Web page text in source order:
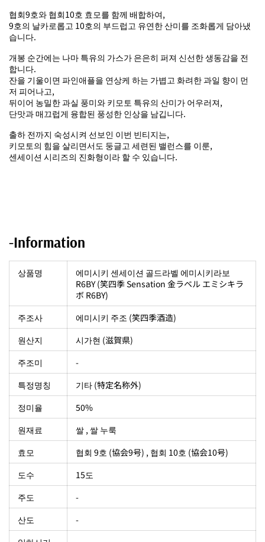
협회9호와 협회10호 효모를 함께 배합하여,
9호의 날카로롭고 10호의 부드럽고 유연한 산미를 조화롭게 담아냈
습니다.
개봉 순간에는 나마 특유의 가스가 은은히 퍼져 신선한 생동감을 전
합니다.
잔을 기울이면 파인애플을 연상케 하는 가볍고 화려한 과일 향이 먼
저 피어나고,
뒤이어 농밀한 과실 풍미와 키모토 특유의 산미가 어우러져,
단맛과 매끄럽게 융합된 풍성한 인상을 남깁니다.
출하 전까지 숙성시켜 선보인 이번 빈티지는,
키모토의 힘을 살리면서도 둥글고 세련된 밸런스를 이룬,
센세이션 시리즈의 진화형이라 할 수 있습니다.
-Information
상품명
에미시키 센세이션 골드라벨 에미시키라보
R6BY (笑四季 Sensation 金ラベル エミシキラ
ボ R6BY)
주조사
에미시키 주조 (笑四季酒造)
원산지
시가현 (滋賀県)
주조미
-
특정명칭
기타 (特定名称外)
정미율
50%
원재료
쌀 , 쌀 누룩
효모
협회 9호 (協会9号) , 협회 10호 (協会10号)
도수
15도
주도
-
산도
-